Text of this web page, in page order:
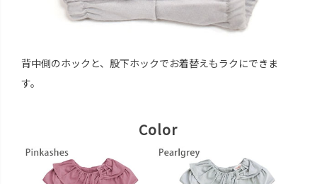
背中側のホックと、股下ホックでお着替えもラクにできま
す。
Color